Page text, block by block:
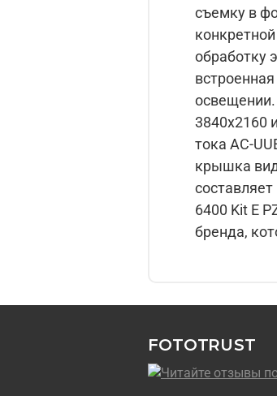
съемку в
конкретной фотографии. Камера
обработку
освещении. Камера поддерживает запись видео в формате MOV с максимальным разрешением
3840x2160 и частотой
тока AC-
крышка
составляет
6400 Kit E
бренда,
FOTOTRUST